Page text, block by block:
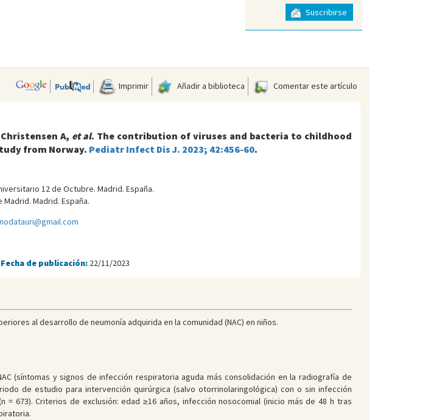
Suscribirse
Imprimir Añadir a biblioteca Comentar este artículo
A, et al. The contribution of viruses and bacteria to childhood
from Norway. Pediatr Infect Dis J. 2023; 42:456-60.
12 de Octubre. Madrid. España.
Madrid. España.
Fecha de publicación: 22/11/2023
al desarrollo de neumonía adquirida en la comunidad (NAC) en niños.
(síntomas y signos de infección respiratoria aguda más consolidación en la radiografía de
de estudio para intervención quirúrgica (salvo otorrinolaringológica) con o sin infección
673). Criterios de exclusión: edad ≥16 años, infección nosocomial (inicio más de 48 h tras